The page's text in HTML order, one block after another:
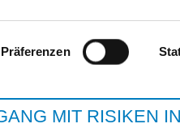
Präferenzen
MIT RISIKEN